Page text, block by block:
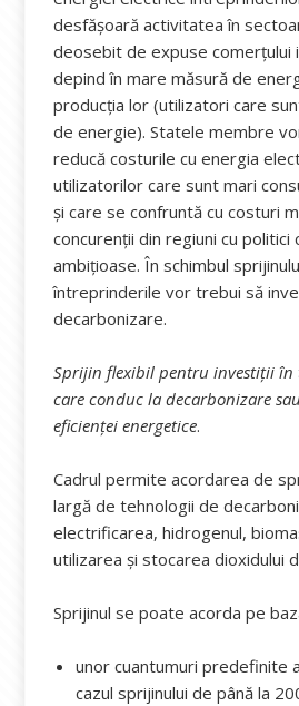
desfășoară activitatea în
deosebit de expuse comerțului
depind în mare măsură de
producția lor (utilizatori care
de energie). Statele membre
reducă costurile cu energia
utilizatorilor care sunt mari
și care se confruntă cu costuri
concurenții din regiuni cu politici
ambițioase. În schimbul
întreprinderile vor trebui să
decarbonizare.
Sprijin flexibil pentru investiții în
care conduc la decarbonizare
eficienței energetice.
Cadrul permite acordarea de
largă de tehnologii de
electrificarea, hidrogenul,
utilizarea și stocarea dioxidului
Sprijinul se poate acorda pe
unor cuantumuri predefinite
cazul sprijinului de până la